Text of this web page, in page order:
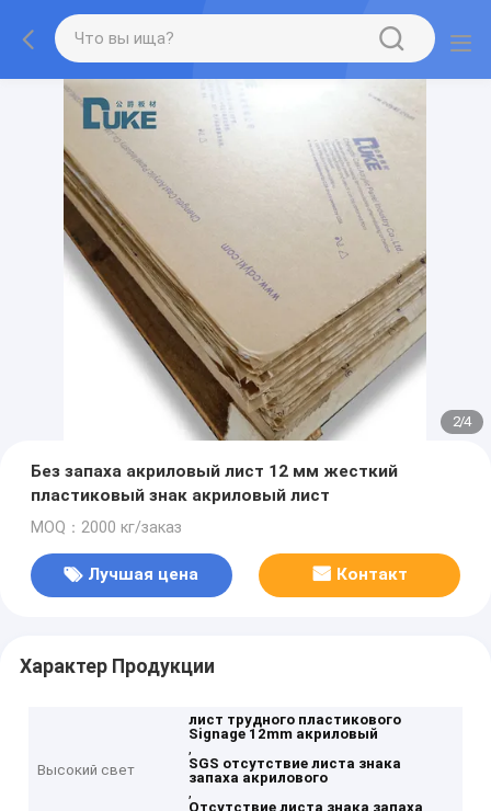
2/4
Без запаха акриловый лист 12 мм жесткий
пластиковый знак акриловый лист
MOQ：2000 кг/заказ
Лучшая цена Контакт
Характер Продукции
Высокий свет
лист трудного пластикового
Signage 12mm акриловый
,
SGS отсутствие листа знака
запаха акрилового
,
Отсутствие листа знака запаха